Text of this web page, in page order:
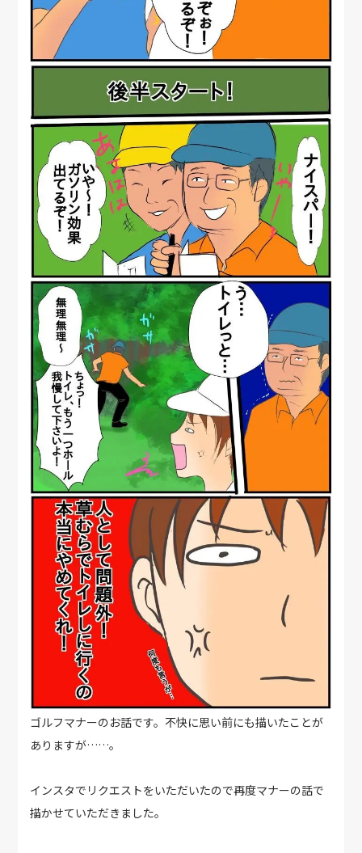
ゴルフマナーのお話です。不快に思い前にも描いたことが
ありますが……。
インスタでリクエストをいただいたので再度マナーの話で
描かせていただきました。